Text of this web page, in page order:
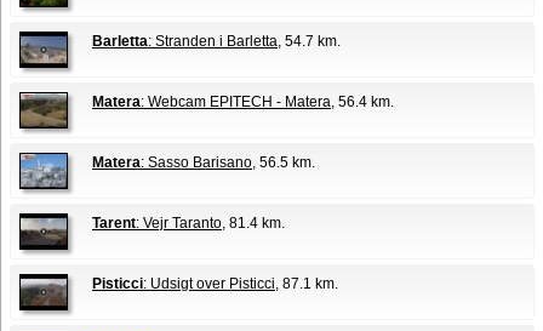
Barletta: Stranden i Barletta, 54.7 km.
Matera: Webcam EPITECH - Matera, 56.4 km.
Matera: Sasso Barisano, 56.5 km.
Tarent: Vejr Taranto, 81.4 km.
Pisticci: Udsigt over Pisticci, 87.1 km.